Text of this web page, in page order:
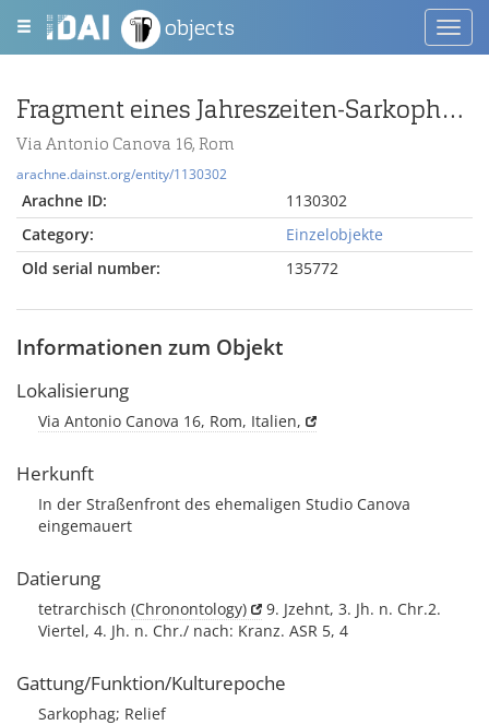
objects
Fragment eines Jahreszeiten-Sarkophags
Via Antonio Canova 16, Rom
arachne.dainst.org/entity/1130302
Arachne ID:
1130302
Category:
Einzelobjekte
Old serial number:
135772
Informationen zum Objekt
Lokalisierung
Via Antonio Canova 16, Rom, Italien,
Herkunft
In der Straßenfront des ehemaligen Studio Canova
eingemauert
Datierung
tetrarchisch (Chronontology)
9. Jzehnt, 3. Jh. n. Chr.2.
Viertel, 4. Jh. n. Chr./ nach: Kranz. ASR 5, 4
Gattung/Funktion/Kulturepoche
Sarkophag; Relief